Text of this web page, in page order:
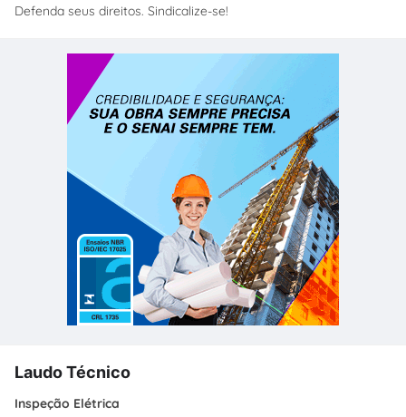
Defenda seus direitos. Sindicalize-se!
Laudo Técnico
Inspeção Elétrica